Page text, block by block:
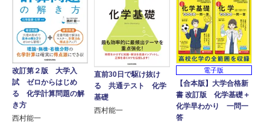
改訂第２版 大学入
試 ゼロからはじめ
る 化学計算問題の解
き方
西村能一
直前30日で駆け抜け
る 共通テスト 化学
基礎
西村能一
電子版
【合本版】大学合格新
書 改訂版 化学基礎＋
化学早わかり 一問一
答